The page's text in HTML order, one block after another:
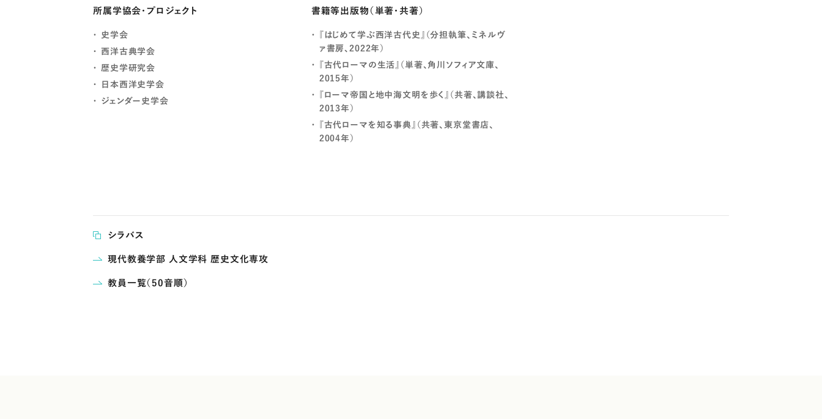
所属学協会・プロジェクト
史学会
西洋古典学会
歴史学研究会
日本西洋史学会
ジェンダー史学会
書籍等出版物（単著・共著）
『はじめて学ぶ西洋古代史』（分担執筆、ミネルヴ
ァ書房、2022年）
『古代ローマの生活』（単著、角川ソフィア文庫、
2015年）
『ローマ帝国と地中海文明を歩く』（共著、講談社、
2013年）
『古代ローマを知る事典』（共著、東京堂書店、
2004年）
シラバス
現代教養学部 人文学科 歴史文化専攻
教員一覧（50音順）